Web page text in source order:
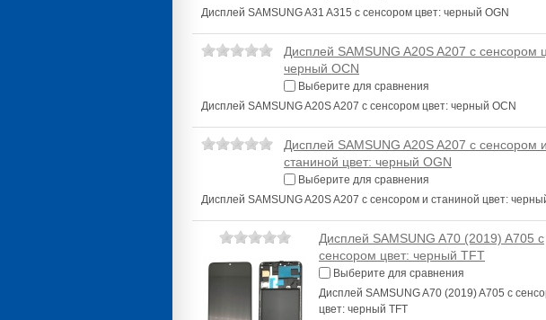
Дисплей SAMSUNG A31 A315 с сенсором цвет: черный OGN
Дисплей SAMSUNG A20S A207 с сенсором
черный OCN
Выберите для сравнения
Дисплей SAMSUNG A20S A207 с сенсором цвет: черный OCN
Дисплей SAMSUNG A20S A207 с сенсором и
станиной цвет: черный OGN
Выберите для сравнения
Дисплей SAMSUNG A20S A207 с сенсором и станиной цвет:
Дисплей SAMSUNG A70 (2019) A705 с
сенсором цвет: черный TFT
Выберите для сравнения
Дисплей SAMSUNG A70 (2019) A705 с
цвет: черный TFT